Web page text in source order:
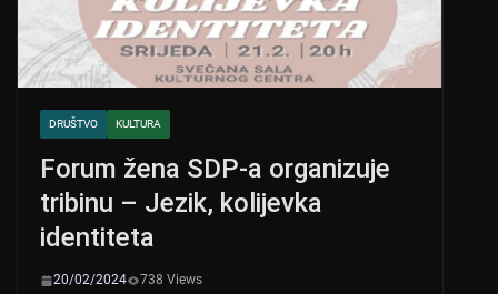
DRUŠTVO KULTURA
Forum žena SDP-a organizuje
tribinu – Jezik, kolijevka
identiteta
20/02/2024
738 Views